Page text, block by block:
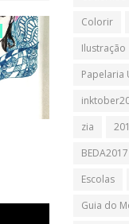
Colorir
Ilustração
Papelaria
zia
BEDA2017
Escolas
Guia do